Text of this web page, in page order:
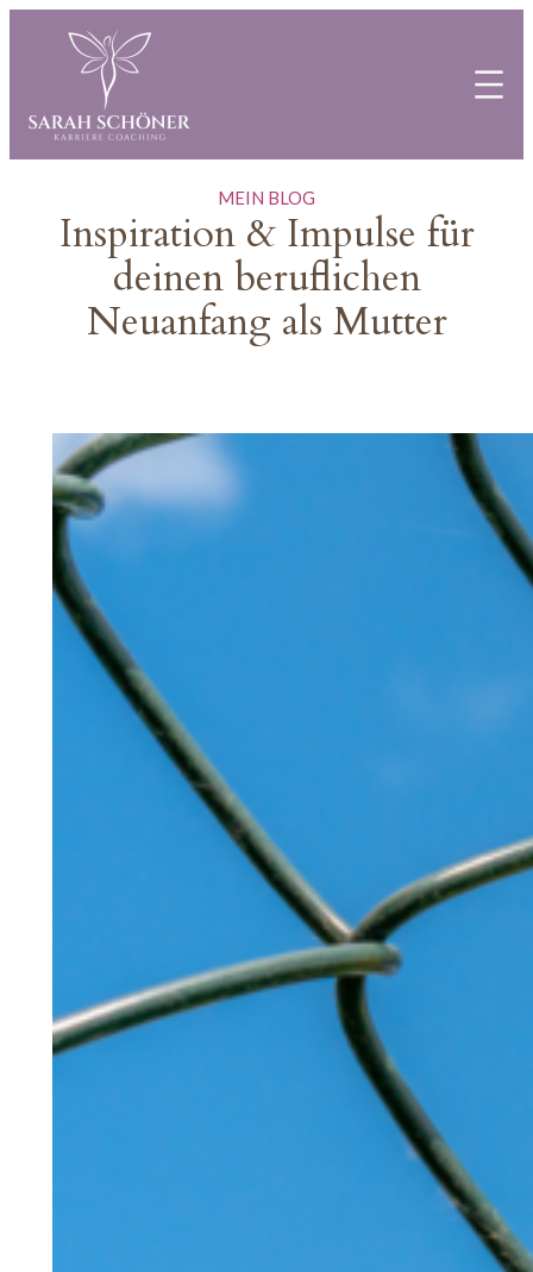
MEIN BLOG
Inspiration & Impulse für
deinen beruflichen
Neuanfang als Mutter